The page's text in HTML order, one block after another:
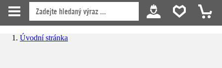
Úvodní stránka